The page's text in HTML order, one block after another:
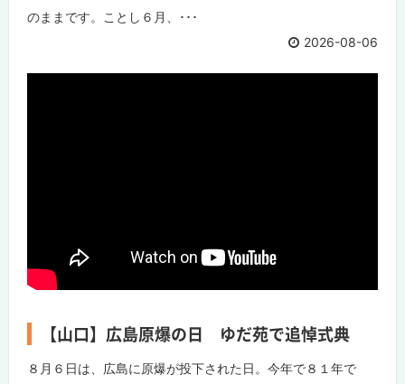
のままです。ことし６月、･･･
2026-08-06
【山口】広島原爆の日 ゆだ苑で追悼式典
８月６日は、広島に原爆が投下された日。今年で８１年で